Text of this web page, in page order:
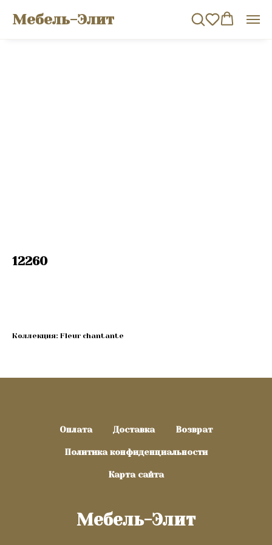
Мебель-Элит
12260
Коллекция: Fleur chantante
Оплата Доставка Возврат
Политика конфиденциальности
Карта сайта
Мебель-Элит